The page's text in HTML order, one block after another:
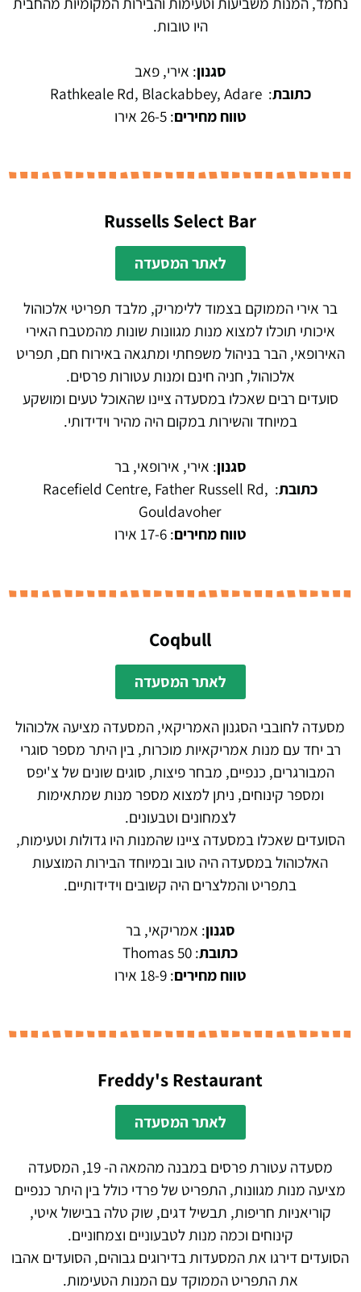
היו טובות.
סגנון: אירי, פאב
כתובת:
Rathkeale Rd, Blackabbey, Adare
טווח מחירים: 26-5 אירו
Russells Select Bar
לאתר המסעדה
בר אירי הממוקם בצמוד ללימריק, מלבד תפריטי אלכוהול
איכותי תוכלו למצוא מנות מגוונות שונות מהמטבח האירי
האירופאי, הבר בניהול משפחתי ומתגאה באירוח חם, תפריט
אלכוהול, חניה חינם ומנות עטורות פרסים.
סועדים רבים שאכלו במסעדה ציינו שהאוכל טעים ומושקע
במיוחד והשירות במקום היה מהיר וידידותי.
סגנון: אירי, אירופאי, בר
כתובת:
Racefield Centre, Father Russell Rd,
Gouldavoher
טווח מחירים: 17-6 אירו
Coqbull
לאתר המסעדה
מסעדה לחובבי הסגנון האמריקאי, המסעדה מציעה אלכוהול
רב יחד עם מנות אמריקאיות מוכרות, בין היתר מספר סוגרי
המבורגרים, כנפיים, מבחר פיצות, סוגים שונים של צ'יפס
ומספר קינוחים, ניתן למצוא מספר מנות שמתאימות
לצמחונים וטבעונים.
הסועדים שאכלו במסעדה ציינו שהמנות היו גדולות וטעימות,
האלכוהול במסעדה היה טוב ובמיוחד הבירות המוצעות
בתפריט והמלצרים היה קשובים וידידותיים.
סגנון: אמריקאי, בר
כתובת: 50 Thomas
טווח מחירים: 18-9 אירו
Freddy's Restaurant
לאתר המסעדה
מסעדה עטורת פרסים במבנה מהמאה ה- 19, המסעדה
מציעה מנות מגוונות, התפריט של פרדי כולל בין היתר כנפיים
קוריאניות חריפות, תבשיל דגים, שוק טלה בבישול איטי,
קינוחים וכמה מנות לטבעוניים וצמחוניים.
הסועדים דירגו את המסעדות בדירוגים גבוהים, הסועדים אהבו
את התפריט הממוקד עם המנות הטעימות.